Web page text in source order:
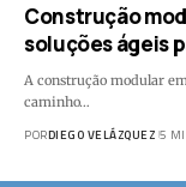
Construção
soluções ágeis
A construção modular
caminho…
PORDIEGO VELÁZQUEZ 5